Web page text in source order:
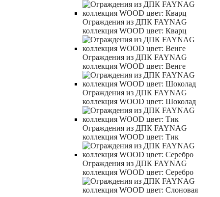
Ограждения из ДПК FAYNAG
коллекция WOOD цвет: Кварц
Ограждения из ДПК FAYNAG
коллекция WOOD цвет: Венге
Ограждения из ДПК FAYNAG
коллекция WOOD цвет: Шоколад
Ограждения из ДПК FAYNAG
коллекция WOOD цвет: Тик
Ограждения из ДПК FAYNAG
коллекция WOOD цвет: Серебро